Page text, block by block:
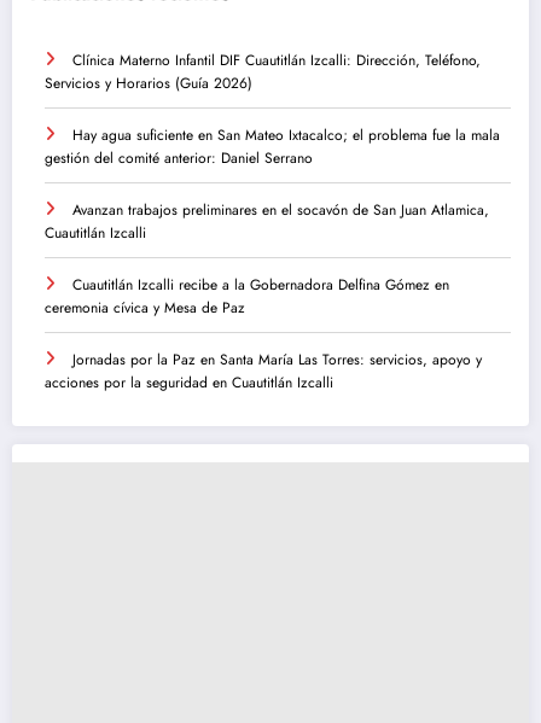
Clínica Materno Infantil DIF Cuautitlán Izcalli: Dirección, Teléfono,
Servicios y Horarios (Guía 2026)
Hay agua suficiente en San Mateo Ixtacalco; el problema fue la mala
gestión del comité anterior: Daniel Serrano
Avanzan trabajos preliminares en el socavón de San Juan Atlamica,
Cuautitlán Izcalli
Cuautitlán Izcalli recibe a la Gobernadora Delfina Gómez en
ceremonia cívica y Mesa de Paz
Jornadas por la Paz en Santa María Las Torres: servicios, apoyo y
acciones por la seguridad en Cuautitlán Izcalli